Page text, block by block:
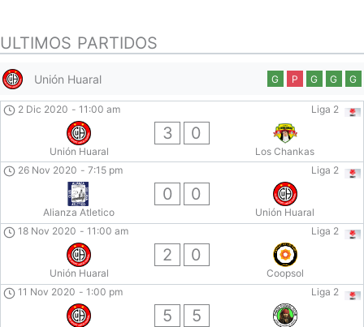
ULTIMOS PARTIDOS
Unión Huaral G P G G G
Liga 2
2 Dic 2020 - 11:00 am
Unión Huaral
3 0
Los Chankas
Liga 2
26 Nov 2020 - 7:15 pm
Alianza Atletico
0 0
Unión Huaral
Liga 2
18 Nov 2020 - 11:00 am
Unión Huaral
2 0
Coopsol
Liga 2
11 Nov 2020 - 1:00 pm
5 5